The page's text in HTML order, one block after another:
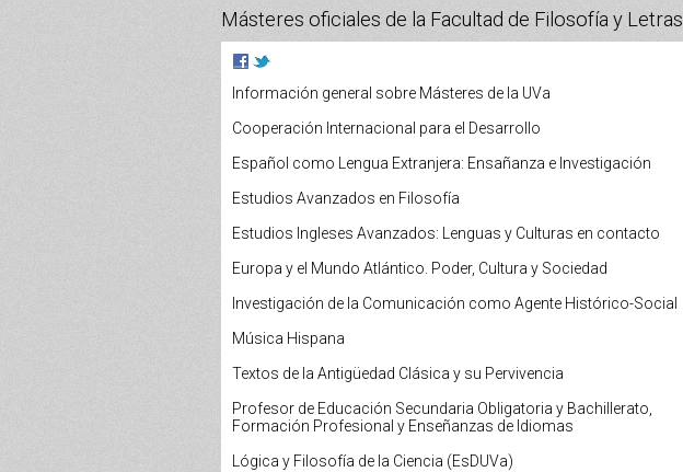
Másteres oficiales de la Facultad de Filosofía y Letras
Información general sobre Másteres de la UVa
Cooperación Internacional para el Desarrollo
Español como Lengua Extranjera: Ensañanza e Investigación
Estudios Avanzados en Filosofía
Estudios Ingleses Avanzados: Lenguas y Culturas en contacto
Europa y el Mundo Atlántico. Poder, Cultura y Sociedad
Investigación de la Comunicación como Agente Histórico-Social
Música Hispana
Textos de la Antigüedad Clásica y su Pervivencia
Profesor de Educación Secundaria Obligatoria y Bachillerato,
Formación Profesional y Enseñanzas de Idiomas
Lógica y Filosofía de la Ciencia (EsDUVa)